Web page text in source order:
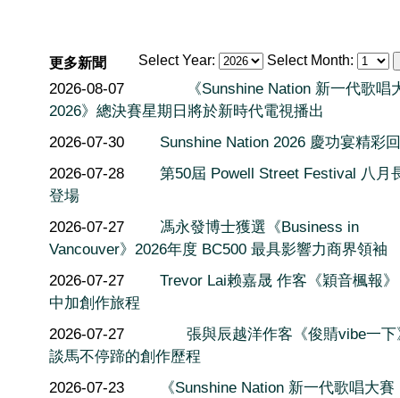
Select Year: Select Month:
更多新聞
2026-08-07
《Sunshine Nation 新一代歌唱
2026》總決賽星期日將於新時代電視播出
2026-07-30
Sunshine Nation 2026 慶功宴精彩
2026-07-28
第50屆 Powell Street Festival 八月
登場
2026-07-27
馮永發博士獲選《Business in
Vancouver》2026年度 BC500 最具影響力商界領袖
2026-07-27
Trevor Lai赖嘉晟 作客《穎音楓報
中加創作旅程
2026-07-27
張與辰越洋作客《俊䝼vibe一下
談馬不停蹄的創作歷程
2026-07-23
《Sunshine Nation 新一代歌唱大賽